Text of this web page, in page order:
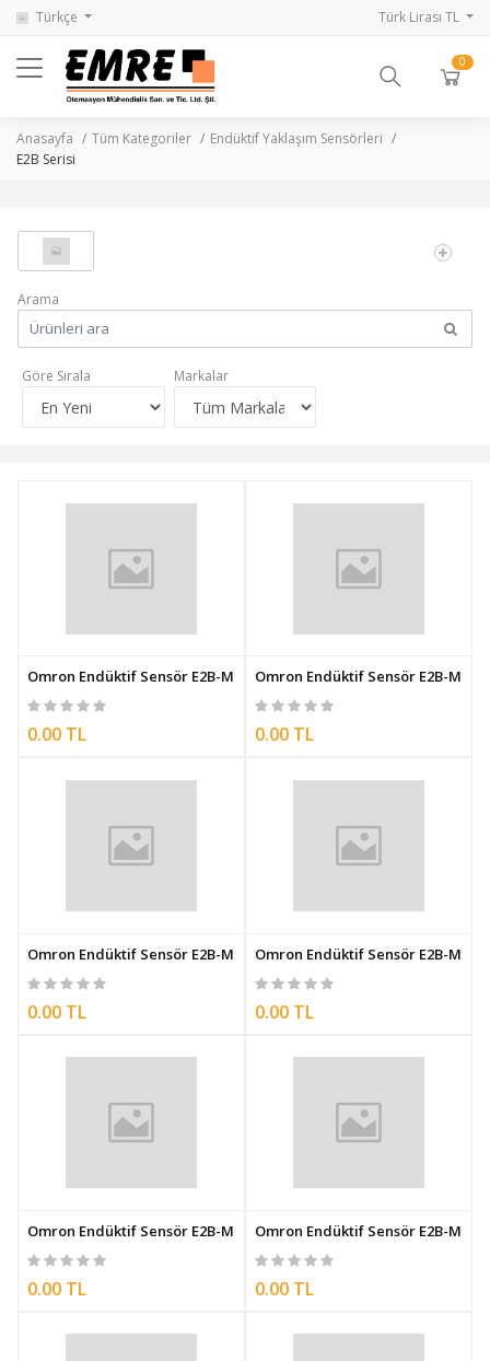
Türkçe Türk Lirası TL
0
Anasayfa Tüm Kategoriler
Endüktif Yaklaşım Sensörleri
E2B Serisi
Arama
Göre Sırala Markalar
Omron Endüktif Sensör E2B-M12LS04-M1-C1
0.00 TL
Omron Endüktif Sensör E2B-
0.00 TL
Omron Endüktif Sensör E2B-M12LS04-M1-B1-20
0.00 TL
Omron Endüktif Sensör E2B-
0.00 TL
Omron Endüktif Sensör E2B-M12LS02-WP-C2 5M
0.00 TL
Omron Endüktif Sensör E2B-
0.00 TL